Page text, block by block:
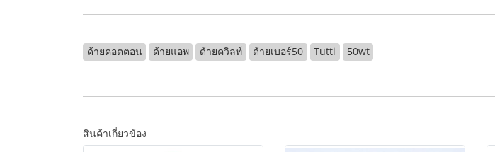
ด้ายคอตตอน ด้ายแอพ ด้ายควิลท์ ด้ายเบอร์50 Tutti 50wt
สินค้าเกี่ยวข้อง